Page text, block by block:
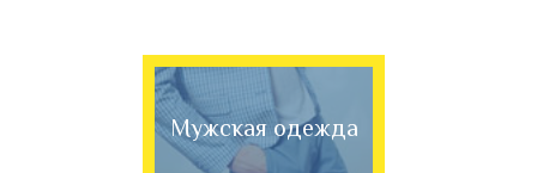
Мужская одежда